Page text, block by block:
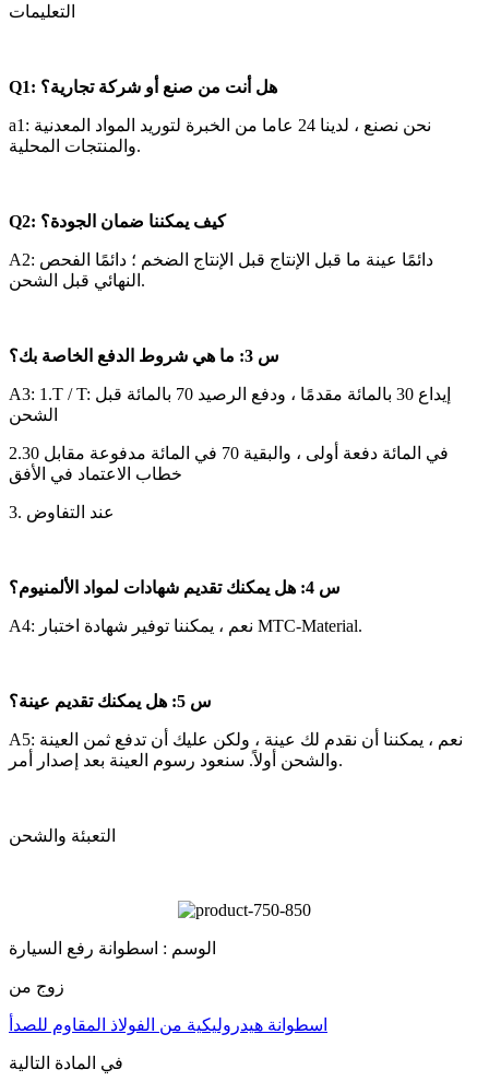
التعليمات
Q1: هل أنت من صنع أو شركة تجارية؟
a1: نحن نصنع ، لدينا 24 عاما من الخبرة لتوريد المواد المعدنية
والمنتجات المحلية.
Q2: كيف يمكننا ضمان الجودة؟
A2: دائمًا عينة ما قبل الإنتاج قبل الإنتاج الضخم ؛ دائمًا الفحص
النهائي قبل الشحن.
س 3: ما هي شروط الدفع الخاصة بك؟
A3: 1.T / T: إيداع 30 بالمائة مقدمًا ، ودفع الرصيد 70 بالمائة قبل
الشحن
2.30 في المائة دفعة أولى ، والبقية 70 في المائة مدفوعة مقابل
خطاب الاعتماد في الأفق
3. عند التفاوض
س 4: هل يمكنك تقديم شهادات لمواد الألمنيوم؟
A4: نعم ، يمكننا توفير شهادة اختبار MTC-Material.
س 5: هل يمكنك تقديم عينة؟
A5: نعم ، يمكننا أن نقدم لك عينة ، ولكن عليك أن تدفع ثمن العينة
والشحن أولاً. سنعود رسوم العينة بعد إصدار أمر.
التعبئة والشحن
الوسم : اسطوانة رفع السيارة
زوج من
اسطوانة هيدروليكية من الفولاذ المقاوم للصدأ
في المادة التالية